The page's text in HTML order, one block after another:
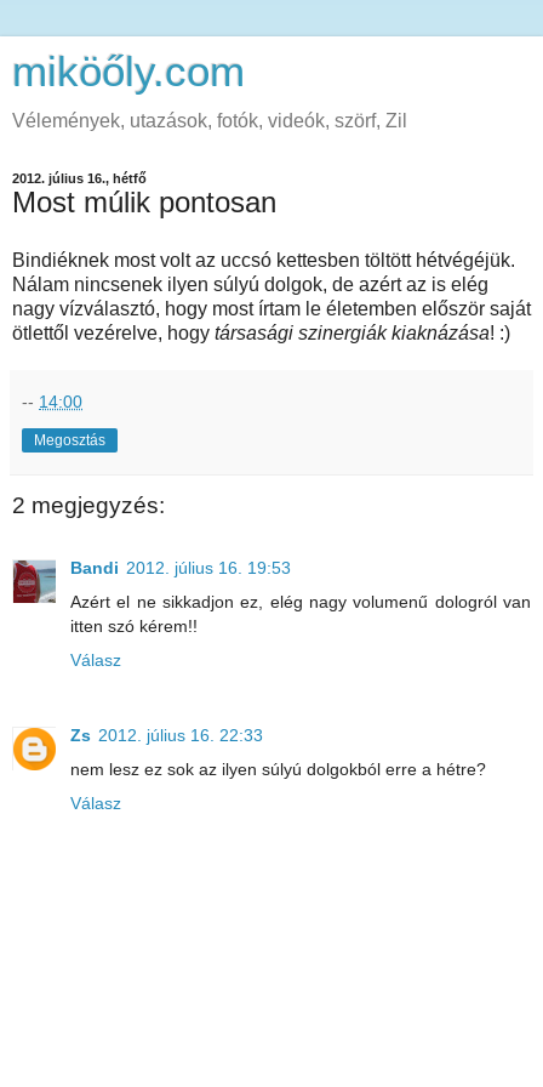
miköőly.com
Vélemények, utazások, fotók, videók, szörf, Zil
2012. július 16., hétfő
Most múlik pontosan
Bindiéknek most volt az uccsó kettesben töltött hétvégéjük.
Nálam nincsenek ilyen súlyú dolgok, de azért az is elég
nagy vízválasztó, hogy most írtam le életemben először saját
ötlettől vezérelve, hogy társasági szinergiák kiaknázása! :)
-- 14:00
Megosztás
2 megjegyzés:
Bandi 2012. július 16. 19:53
Azért el ne sikkadjon ez, elég nagy volumenű dologról van
itten szó kérem!!
Válasz
Zs 2012. július 16. 22:33
nem lesz ez sok az ilyen súlyú dolgokból erre a hétre?
Válasz